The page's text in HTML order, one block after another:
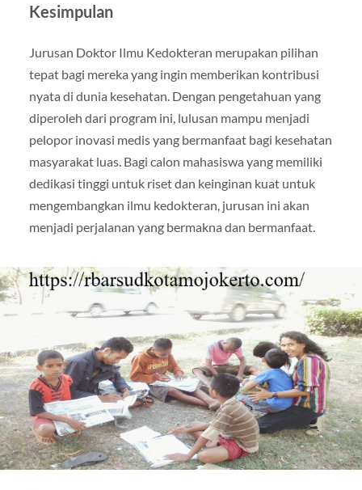
Kesimpulan
Jurusan Doktor Ilmu Kedokteran merupakan pilihan
tepat bagi mereka yang ingin memberikan kontribusi
nyata di dunia kesehatan. Dengan pengetahuan yang
diperoleh dari program ini, lulusan mampu menjadi
pelopor inovasi medis yang bermanfaat bagi kesehatan
masyarakat luas. Bagi calon mahasiswa yang memiliki
dedikasi tinggi untuk riset dan keinginan kuat untuk
mengembangkan ilmu kedokteran, jurusan ini akan
menjadi perjalanan yang bermakna dan bermanfaat.